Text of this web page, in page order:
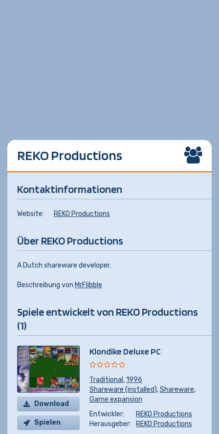
REKO Productions
Kontaktinformationen
Website: REKO Productions
Über REKO Productions
A Dutch shareware developer.
Beschreibung von MrFlibble
Spiele entwickelt von REKO Productions
(1)
Download
Spielen
Klondike Deluxe PC
Traditional ,1996
Shareware (installed),Shareware,
Game expansion
Entwickler:
REKO Productions
Herausgeber:
REKO Productions